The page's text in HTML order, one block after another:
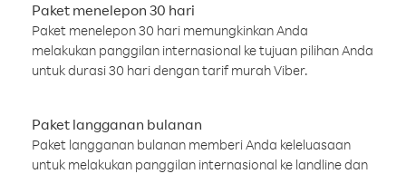
Paket menelepon 30 hari
Paket menelepon 30 hari memungkinkan Anda
melakukan panggilan internasional ke tujuan pilihan Anda
untuk durasi 30 hari dengan tarif murah Viber.
Paket langganan bulanan
Paket langganan bulanan memberi Anda keleluasaan
untuk melakukan panggilan internasional ke landline dan